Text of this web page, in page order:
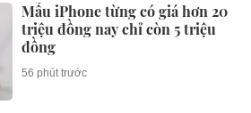
Mẫu iPhone từng có giá hơn 20
triệu đồng nay chỉ còn 5 triệu
đồng
56 phút trước